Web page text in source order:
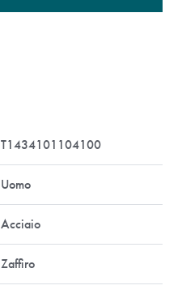
T1434101104100
Uomo
Acciaio
Zaffiro